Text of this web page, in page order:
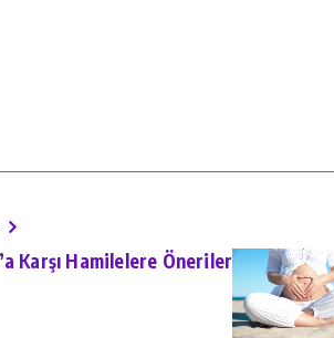
Karşı Hamilelere Öneriler